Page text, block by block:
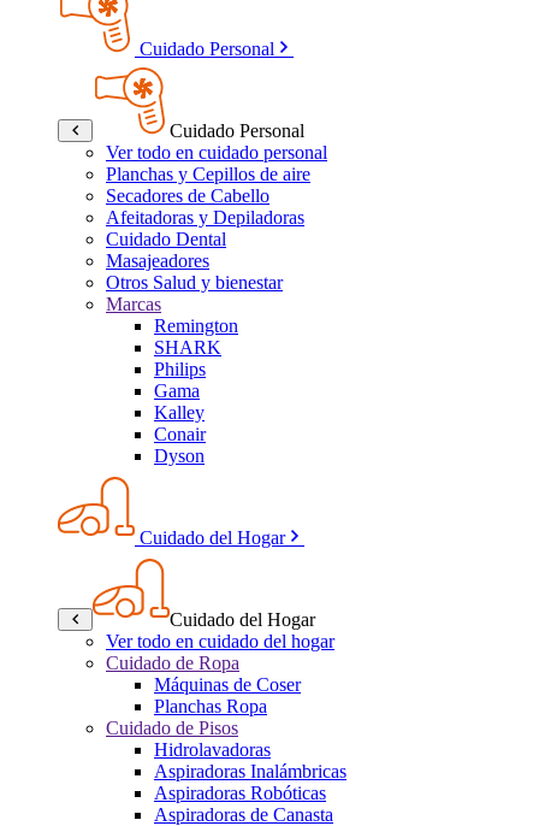
Cuidado Personal
Cuidado Personal
Ver todo en cuidado personal
Planchas y Cepillos de aire
Secadores de Cabello
Afeitadoras y Depiladoras
Cuidado Dental
Masajeadores
Otros Salud y bienestar
Marcas
Remington
SHARK
Philips
Gama
Kalley
Conair
Dyson
Cuidado del Hogar
Cuidado del Hogar
Ver todo en cuidado del hogar
Cuidado de Ropa
Máquinas de Coser
Planchas Ropa
Cuidado de Pisos
Hidrolavadoras
Aspiradoras Inalámbricas
Aspiradoras Robóticas
Aspiradoras de Canasta